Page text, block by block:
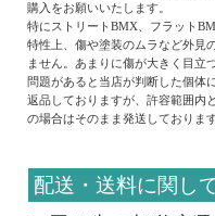
購入をお願いいたします。
特にストリートBMX、フラット
特性上、傷や塗装のムラなど外見
ません。あまりに傷が大きく目立
問題があると当店が判断した個体
返品しておりますが、許容範囲内
の場合はそのまま発送しておりま
配送・送料に関し